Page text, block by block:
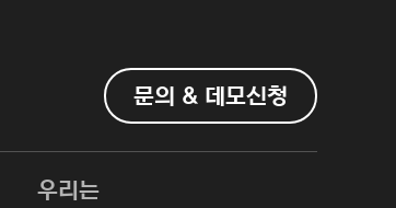
문의 & 데모신청
우리는